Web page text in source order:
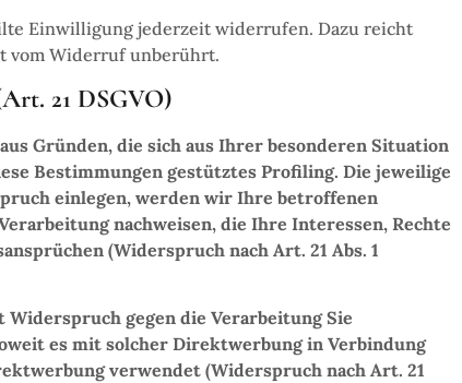
Einwilligung jederzeit widerrufen. Dazu reicht
vom Widerruf unberührt.
21 DSGVO)
Gründen, die sich aus Ihrer besonderen Situation
Bestimmungen gestütztes Profiling. Die jeweilige
einlegen, werden wir Ihre betroffenen
nachweisen, die Ihre Interessen, Rechte
(Widerspruch nach Art. 21 Abs. 1
gegen die Verarbeitung Sie
es mit solcher Direktwerbung in Verbindung
verwendet (Widerspruch nach Art. 21